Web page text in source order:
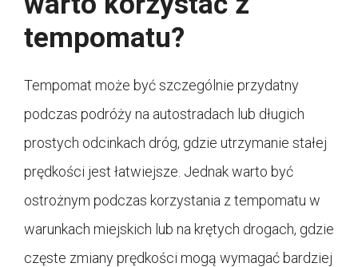
tempomatu?
Tempomat może być szczególnie przydatny
podczas podróży na autostradach lub długich
prostych odcinkach dróg, gdzie utrzymanie stałej
prędkości jest łatwiejsze. Jednak warto być
ostrożnym podczas korzystania z tempomatu w
warunkach miejskich lub na krętych drogach, gdzie
częste zmiany prędkości mogą wymagać bardziej